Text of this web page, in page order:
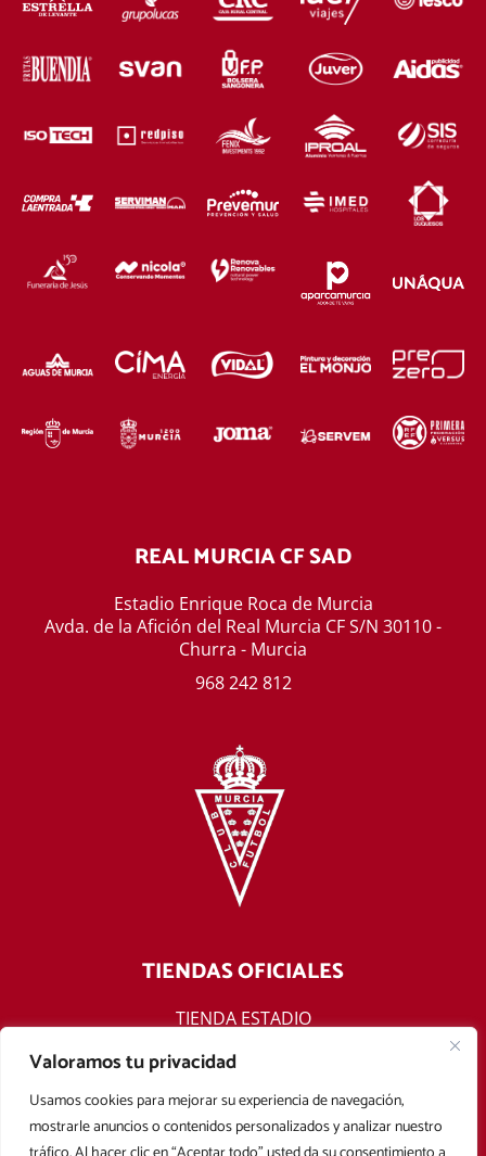
Valoramos tu privacidad
Usamos cookies para mejorar su experiencia de navegación,
mostrarle anuncios o contenidos personalizados y analizar nuestro
REAL MURCIA CF SAD
Estadio Enrique Roca de Murcia
Avda. de la Afición del Real Murcia CF S/N 30110 -
Churra - Murcia
968 242 812
TIENDAS OFICIALES
TIENDA ESTADIO
TIENDA ONLINE
F
a
c
T
w
i
Y
o
u
I
n
s